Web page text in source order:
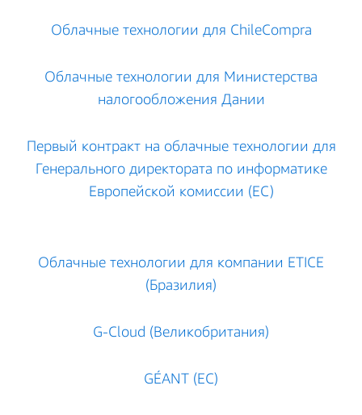
Облачные технологии для ChileCompra
Облачные технологии для Министерства
налогообложения Дании
Первый контракт на облачные технологии для
Генерального директората по информатике
Европейской комиссии (ЕС)
Облачные технологии для компании ETICE
(Бразилия)
G‑Cloud (Великобритания)
GÉANT (ЕС)